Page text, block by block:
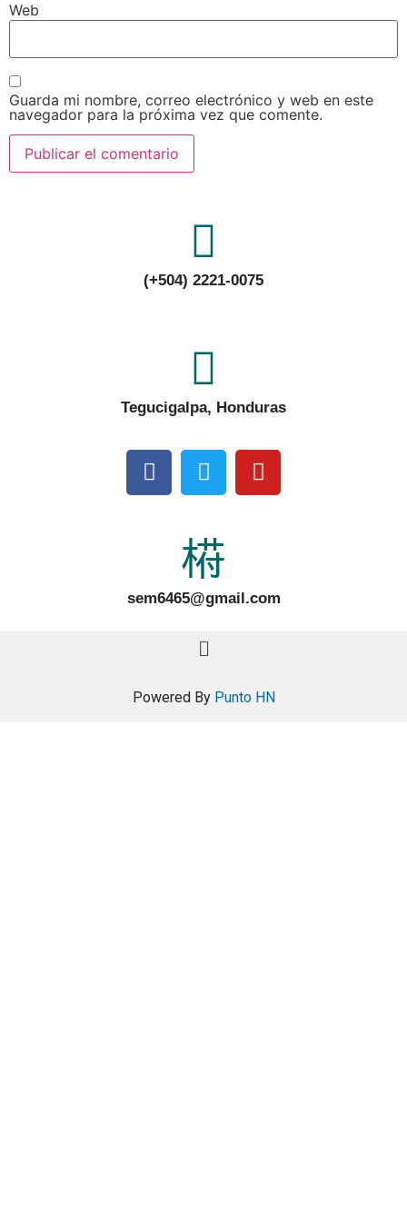
Web
Guarda mi nombre, correo electrónico y web en este
navegador para la próxima vez que comente.
(+504) 2221-0075
Tegucigalpa, Honduras
sem6465@gmail.com
Powered By Punto HN